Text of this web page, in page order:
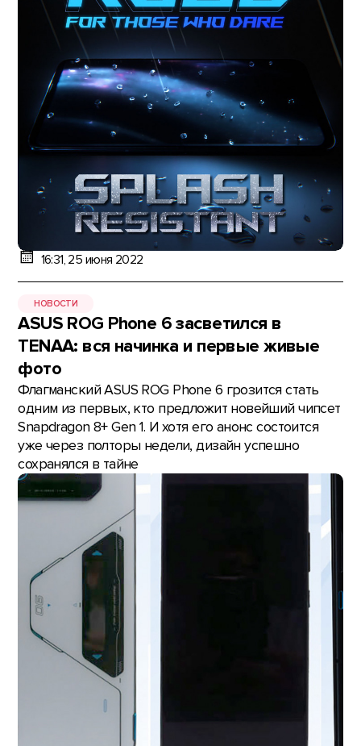
16:31, 25 июня 2022
НОВОСТИ
ASUS ROG Phone 6 засветился в
TENAA: вся начинка и первые живые
фото
Флагманский ASUS ROG Phone 6 грозится стать
одним из первых, кто предложит новейший чипсет
Snapdragon 8+ Gen 1. И хотя его анонс состоится
уже через полторы недели, дизайн успешно
сохранялся в тайне